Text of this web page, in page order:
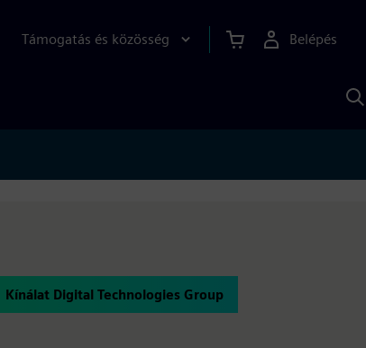
Támogatás és közösség Belépés
Kínálat Digital Technologies Group